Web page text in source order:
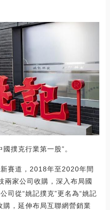
撲克行業第一股”。
賽道，2018年至2020年間
兩家公司收購，深入布局國
司從“姚記撲克”更名為“姚記
，延伸布局互聯網營銷業